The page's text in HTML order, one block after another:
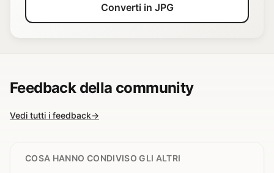
Converti in JPG
Feedback della community
Vedi tutti i feedback→
COSA HANNO CONDIVISO GLI ALTRI